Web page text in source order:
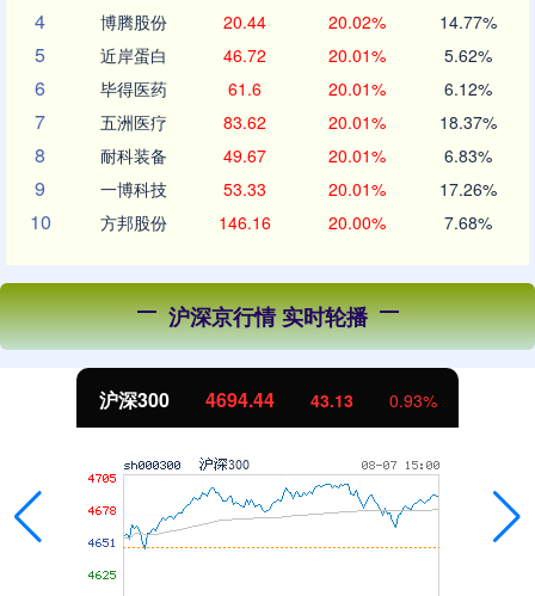
4 博腾股份 20.44 20.02% 14.77%
5 近岸蛋白 46.72 20.01% 5.62%
6 毕得医药 61.6 20.01% 6.12%
7 五洲医疗 83.62 20.01% 18.37%
8 耐科装备 49.67 20.01% 6.83%
9 一博科技 53.33 20.01% 17.26%
10 方邦股份 146.16 20.00% 7.68%
沪深京行情 实时轮播
沪深300 4694.44 43.13 0.93%